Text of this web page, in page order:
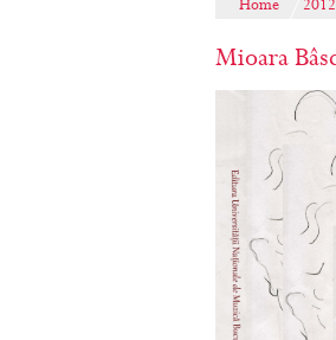
Home 2012
Mioara